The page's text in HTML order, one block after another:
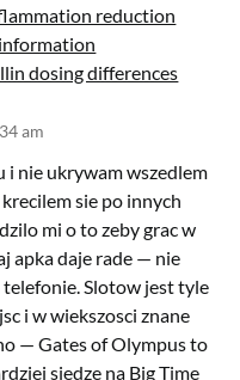
reduction
dosing differences
am
i nie ukrywam wszedlem
sie po innych
mi o to zeby grac w
apka daje rade — nie
Slotow jest tyle
i w wiekszosci znane
— Gates of Olympus to
siedze na Big Time